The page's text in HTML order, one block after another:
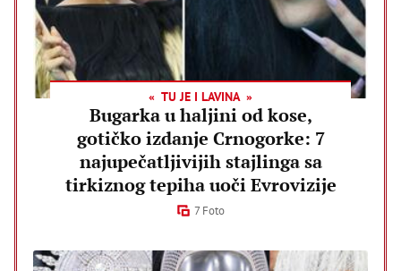
TU JE I LAVINA
Bugarka u haljini od kose,
gotičko izdanje Crnogorke: 7
najupečatljivijih stajlinga sa
tirkiznog tepiha uoči Evrovizije
7 Foto